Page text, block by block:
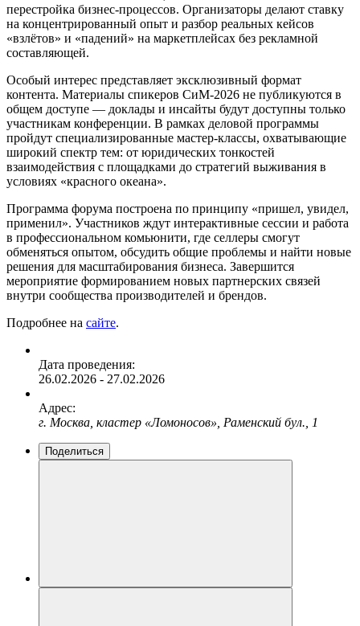
перестройка бизнес-процессов. Организаторы делают ставку
на концентрированный опыт и разбор реальных кейсов
«взлётов» и «падений» на маркетплейсах без рекламной
составляющей.
Особый интерес представляет эксклюзивный формат
контента. Материалы спикеров СиМ-2026 не публикуются в
общем доступе — доклады и инсайты будут доступны только
участникам конференции. В рамках деловой программы
пройдут специализированные мастер-классы, охватывающие
широкий спектр тем: от юридических тонкостей
взаимодействия с площадками до стратегий выживания в
условиях «красного океана».
Программа форума построена по принципу «пришел, увидел,
применил». Участников ждут интерактивные сессии и работа
в профессиональном комьюнити, где селлеры смогут
обменяться опытом, обсудить общие проблемы и найти новые
решения для масштабирования бизнеса. Завершится
мероприятие формированием новых партнерских связей
внутри сообщества производителей и брендов.
Подробнее на сайте.
Дата проведения:
26.02.2026 - 27.02.2026
Адрес:
г. Москва, кластер «Ломоносов», Раменский бул., 1
Поделиться